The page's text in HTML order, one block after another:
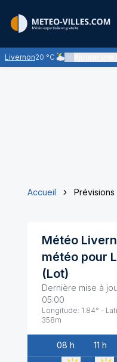
Livernon20 °C
Ciel nuageux -
Accueil
Météo
météo pour
(Lot)
Dernière mise à
05:00
Longitude: 1.84° -
358m
Date
08 h 11 h